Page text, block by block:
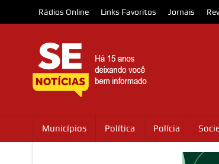
Rádios Online Links Favoritos Jornais
Municípios Política Polícia